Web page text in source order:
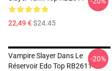
22,49 €$24.45
Vampire Slayer Dans Le
Réservoir Edo Top RB2611
-20%